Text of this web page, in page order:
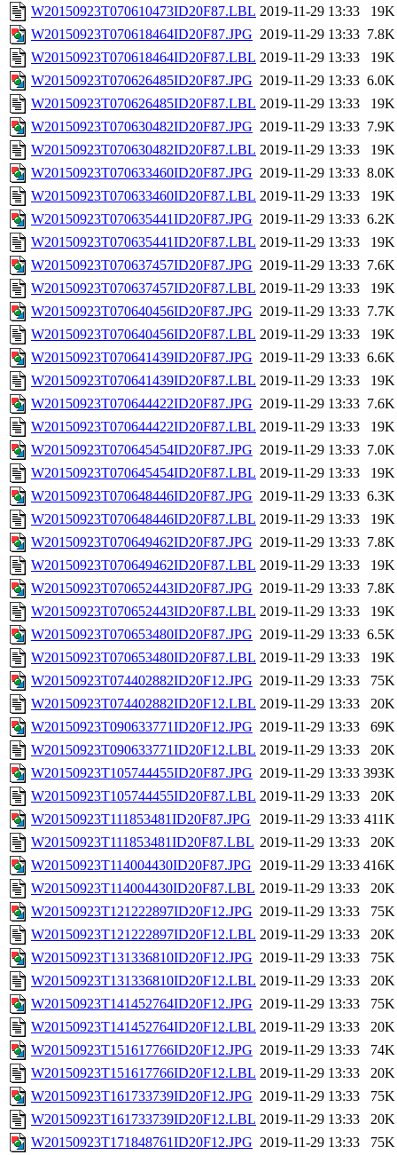
W20150923T070610473ID20F87.LBL 2019-11-29 13:33
19K
W20150923T070618464ID20F87.JPG 2019-11-29 13:33 7.8K
W20150923T070618464ID20F87.LBL 2019-11-29 13:33
19K
W20150923T070626485ID20F87.JPG 2019-11-29 13:33 6.0K
W20150923T070626485ID20F87.LBL 2019-11-29 13:33
19K
W20150923T070630482ID20F87.JPG 2019-11-29 13:33 7.9K
W20150923T070630482ID20F87.LBL 2019-11-29 13:33
19K
W20150923T070633460ID20F87.JPG 2019-11-29 13:33 8.0K
W20150923T070633460ID20F87.LBL 2019-11-29 13:33
19K
W20150923T070635441ID20F87.JPG 2019-11-29 13:33 6.2K
W20150923T070635441ID20F87.LBL 2019-11-29 13:33
19K
W20150923T070637457ID20F87.JPG 2019-11-29 13:33 7.6K
W20150923T070637457ID20F87.LBL 2019-11-29 13:33
19K
W20150923T070640456ID20F87.JPG 2019-11-29 13:33 7.7K
W20150923T070640456ID20F87.LBL 2019-11-29 13:33
19K
W20150923T070641439ID20F87.JPG 2019-11-29 13:33 6.6K
W20150923T070641439ID20F87.LBL 2019-11-29 13:33
19K
W20150923T070644422ID20F87.JPG 2019-11-29 13:33 7.6K
W20150923T070644422ID20F87.LBL 2019-11-29 13:33
19K
W20150923T070645454ID20F87.JPG 2019-11-29 13:33 7.0K
W20150923T070645454ID20F87.LBL 2019-11-29 13:33
19K
W20150923T070648446ID20F87.JPG 2019-11-29 13:33 6.3K
W20150923T070648446ID20F87.LBL 2019-11-29 13:33
19K
W20150923T070649462ID20F87.JPG 2019-11-29 13:33 7.8K
W20150923T070649462ID20F87.LBL 2019-11-29 13:33
19K
W20150923T070652443ID20F87.JPG 2019-11-29 13:33 7.8K
W20150923T070652443ID20F87.LBL 2019-11-29 13:33
19K
W20150923T070653480ID20F87.JPG 2019-11-29 13:33 6.5K
W20150923T070653480ID20F87.LBL 2019-11-29 13:33
19K
W20150923T074402882ID20F12.JPG 2019-11-29 13:33
75K
W20150923T074402882ID20F12.LBL 2019-11-29 13:33
20K
W20150923T090633771ID20F12.JPG 2019-11-29 13:33
69K
W20150923T090633771ID20F12.LBL 2019-11-29 13:33
20K
W20150923T105744455ID20F87.JPG 2019-11-29 13:33 393K
W20150923T105744455ID20F87.LBL 2019-11-29 13:33
20K
W20150923T111853481ID20F87.JPG
2019-11-29 13:33 411K
W20150923T111853481ID20F87.LBL 2019-11-29 13:33
20K
W20150923T114004430ID20F87.JPG 2019-11-29 13:33 416K
W20150923T114004430ID20F87.LBL 2019-11-29 13:33
20K
W20150923T121222897ID20F12.JPG 2019-11-29 13:33
75K
W20150923T121222897ID20F12.LBL 2019-11-29 13:33
20K
W20150923T131336810ID20F12.JPG 2019-11-29 13:33
75K
W20150923T131336810ID20F12.LBL 2019-11-29 13:33
20K
W20150923T141452764ID20F12.JPG 2019-11-29 13:33
75K
W20150923T141452764ID20F12.LBL 2019-11-29 13:33
20K
W20150923T151617766ID20F12.JPG 2019-11-29 13:33
74K
W20150923T151617766ID20F12.LBL 2019-11-29 13:33
20K
W20150923T161733739ID20F12.JPG 2019-11-29 13:33
75K
W20150923T161733739ID20F12.LBL 2019-11-29 13:33
20K
W20150923T171848761ID20F12.JPG 2019-11-29 13:33
75K